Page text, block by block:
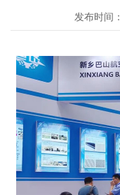
发布时间：